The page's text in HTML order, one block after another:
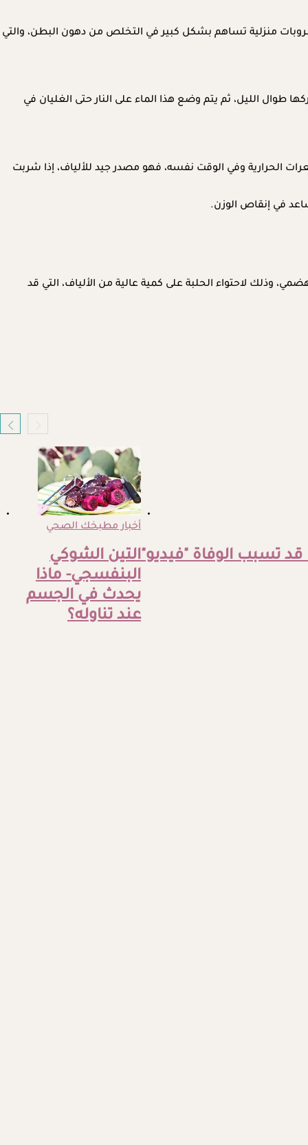
منزلية تساهم بشكل كبير في التخلص من دهون البطن، والتي
حيث يمكن إضافة الكرفس والكمون إلى 2-3 لترات من الماء، ثم يتم تركها طوال الليل، ثم يتم وضع هذا الماء على النار حتى الغليان في
الحرارية وفي الوقت نفسه، فهو مصدر جيد للألياف، إذا شربت
في إنقاص الوزن.
وذلك لاحتواء الحلبة على كمية عالية من الألياف، التي قد
تسبب الوفاة "فيديو"
أخبار مطبخك الصحي
التين الشوكي
البنفسجي- ماذا
يحدث في الجسم
عند تناوله؟